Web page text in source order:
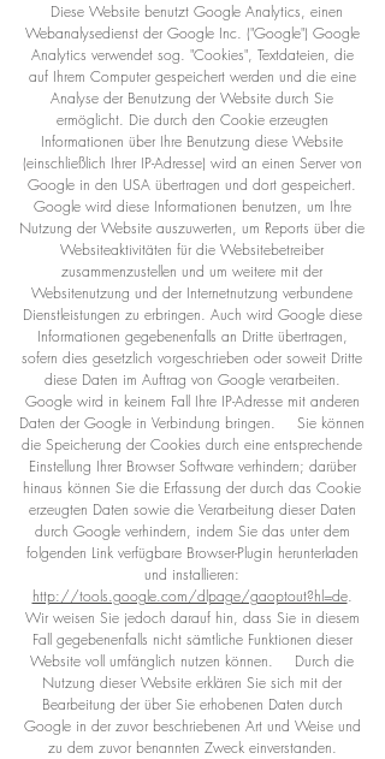
Diese Website benutzt Google Analytics, einen
Webanalysedienst der Google Inc. ("Google") Google
Analytics verwendet sog. "Cookies", Textdateien, die
auf Ihrem Computer gespeichert werden und die eine
Analyse der Benutzung der Website durch Sie
ermöglicht. Die durch den Cookie erzeugten
Informationen über Ihre Benutzung diese Website
(einschließlich Ihrer IP-Adresse) wird an einen Server von
Google in den USA übertragen und dort gespeichert.
Google wird diese Informationen benutzen, um Ihre
Nutzung der Website auszuwerten, um Reports über die
Websiteaktivitäten für die Websitebetreiber
zusammenzustellen und um weitere mit der
Websitenutzung und der Internetnutzung verbundene
Dienstleistungen zu erbringen. Auch wird Google diese
Informationen gegebenenfalls an Dritte übertragen,
sofern dies gesetzlich vorgeschrieben oder soweit Dritte
diese Daten im Auftrag von Google verarbeiten.
Google wird in keinem Fall Ihre IP-Adresse mit anderen
Daten der Google in Verbindung bringen. Sie können
die Speicherung der Cookies durch eine entsprechende
Einstellung Ihrer Browser Software verhindern; darüber
hinaus können Sie die Erfassung der durch das Cookie
erzeugten Daten sowie die Verarbeitung dieser Daten
durch Google verhindern, indem Sie das unter dem
folgenden Link verfügbare Browser-Plugin herunterladen
und installieren:
http://tools.google.com/dlpage/gaoptout?hl=de.
Wir weisen Sie jedoch darauf hin, dass Sie in diesem
Fall gegebenenfalls nicht sämtliche Funktionen dieser
Website voll umfänglich nutzen können. Durch die
Nutzung dieser Website erklären Sie sich mit der
Bearbeitung der über Sie erhobenen Daten durch
Google in der zuvor beschriebenen Art und Weise und
zu dem zuvor benannten Zweck einverstanden.